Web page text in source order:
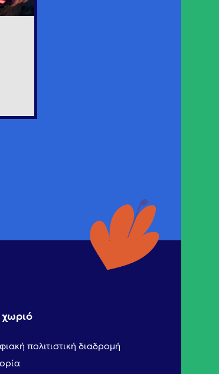
χωριό
πολιτιστική διαδρομή